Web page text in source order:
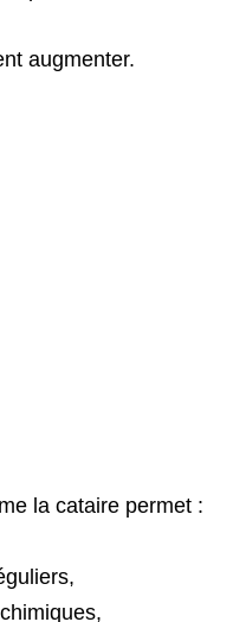
augmenter.
la cataire permet :